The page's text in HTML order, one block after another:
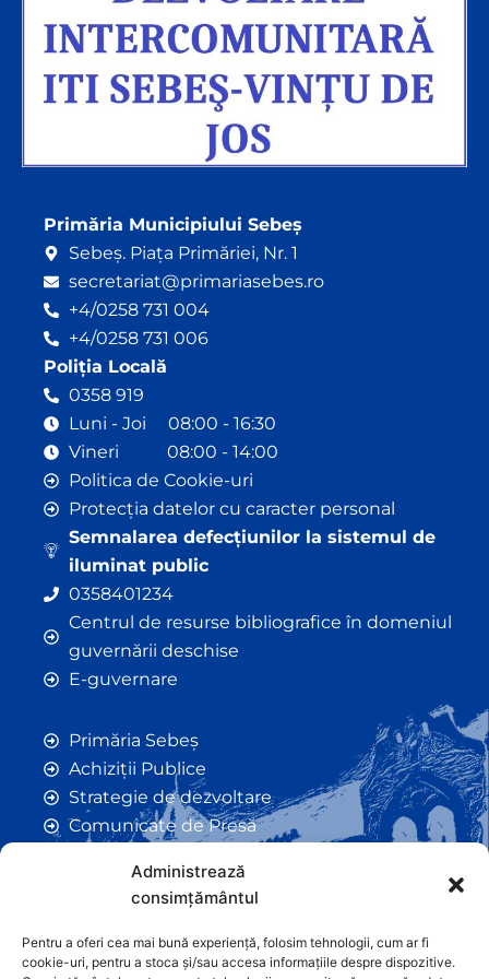
Administrează
consimțământul
Pentru a oferi cea mai bună experiență, folosim tehnologii, cum ar fi
cookie-uri, pentru a stoca și/sau accesa informațiile despre dispozitive.
Primăria Municipiului Sebeș
Sebeș. Piața Primăriei, Nr. 1
secretariat@primariasebes.ro
+4/0258 731 004
+4/0258 731 006
Poliția Locală
0358 919
Luni - Joi 08:00 - 16:30
Vineri 08:00 - 14:00
Politica de Cookie-uri
Protecția datelor cu caracter personal
Semnalarea defecțiunilor la sistemul de
iluminat public
0358401234
Centrul de resurse bibliografice în domeniul
guvernării deschise
E-guvernare
Primăria Sebeș
Achiziții Publice
Strategie de dezvoltare
Comunicate de Presă
Anunțuri
Hotarâri de Consiliu
Certificate de Urbanism
Autorizații de Construcții